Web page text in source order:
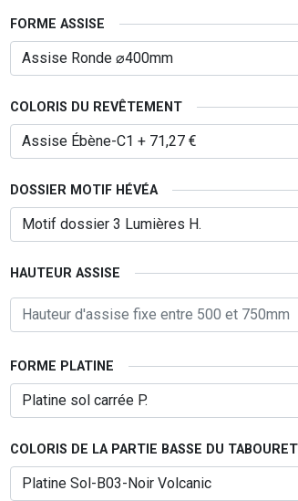
FORME ASSISE
COLORIS DU REVÊTEMENT
DOSSIER MOTIF HÉVÉA
HAUTEUR ASSISE
FORME PLATINE
COLORIS DE LA PARTIE BASSE DU TABOURET